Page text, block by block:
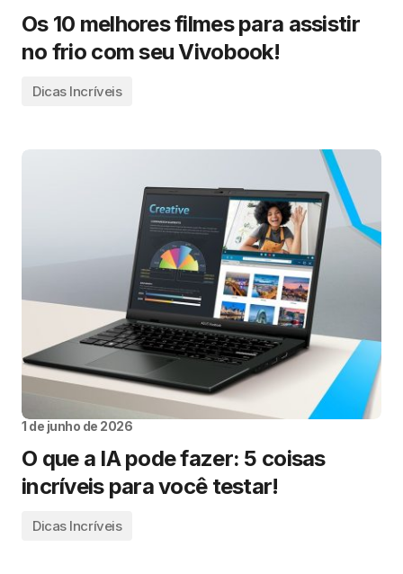
Os 10 melhores filmes para assistir
no frio com seu Vivobook!
Dicas Incríveis
1 de junho de 2026
O que a IA pode fazer: 5 coisas
incríveis para você testar!
Dicas Incríveis